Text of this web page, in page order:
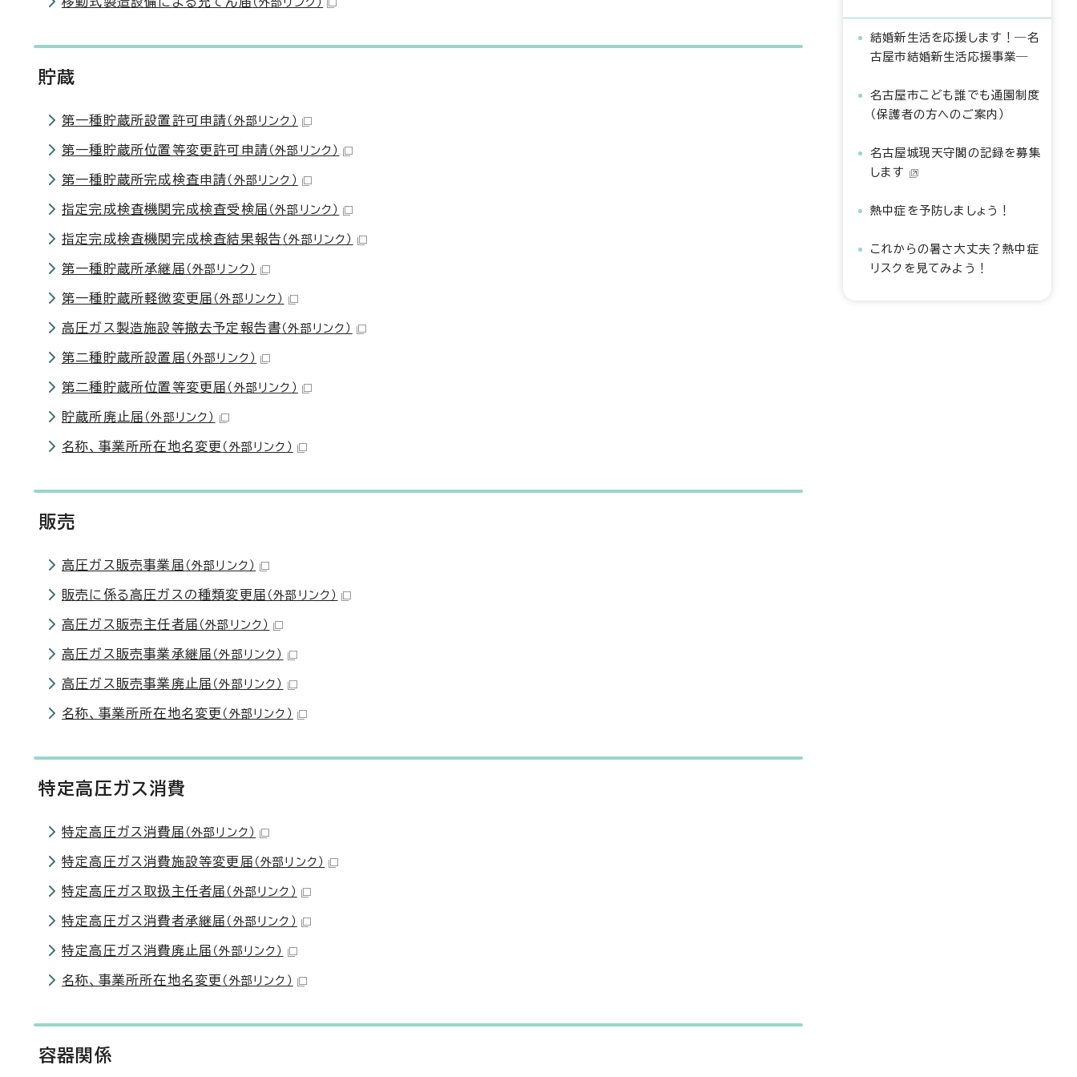
貯蔵
第一種貯蔵所設置許可申請 （外部リンク）
第一種貯蔵所位置等変更許可申請 （外部リンク）
第一種貯蔵所完成検査申請 （外部リンク）
指定完成検査機関完成検査受検届 （外部リンク）
指定完成検査機関完成検査結果報告 （外部リンク）
第一種貯蔵所承継届 （外部リンク）
第一種貯蔵所軽微変更届 （外部リンク）
高圧ガス製造施設等撤去予定報告書 （外部リンク）
第二種貯蔵所設置届 （外部リンク）
第二種貯蔵所位置等変更届 （外部リンク）
貯蔵所廃止届 （外部リンク）
名称、事業所所在地名変更 （外部リンク）
販売
高圧ガス販売事業届 （外部リンク）
販売に係る高圧ガスの種類変更届 （外部リンク）
高圧ガス販売主任者届 （外部リンク）
高圧ガス販売事業承継届 （外部リンク）
高圧ガス販売事業廃止届 （外部リンク）
名称、事業所所在地名変更 （外部リンク）
特定高圧ガス消費
特定高圧ガス消費届 （外部リンク）
特定高圧ガス消費施設等変更届 （外部リンク）
特定高圧ガス取扱主任者届 （外部リンク）
特定高圧ガス消費者承継届 （外部リンク）
特定高圧ガス消費廃止届 （外部リンク）
名称、事業所所在地名変更 （外部リンク）
容器関係
結婚新生活を応援します！―名
古屋市結婚新生活応援事業―
名古屋市こども誰でも通園制度
（保護者の方へのご案内）
名古屋城現天守閣の記録を募集
します
熱中症を予防しましょう！
これからの暑さ大丈夫？熱中症
リスクを見てみよう！